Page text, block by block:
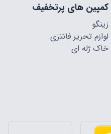
کمپین های پرتخفیف
زینگو
لوازم تحریر فانتزی
خاک ژله ای